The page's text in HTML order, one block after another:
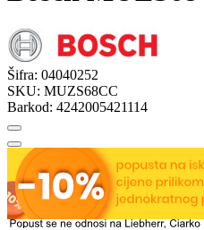
Šifra: 04040252
SKU: MUZS68CC
Barkod: 4242005421114